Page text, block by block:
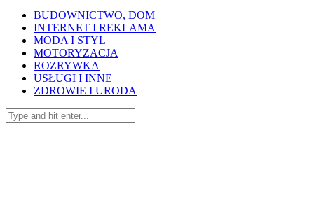
BUDOWNICTWO, DOM
INTERNET I REKLAMA
MODA I STYL
MOTORYZACJA
ROZRYWKA
USŁUGI I INNE
ZDROWIE I URODA